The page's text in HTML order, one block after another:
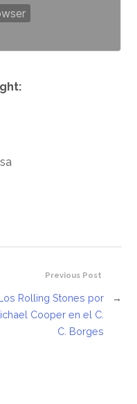
:
Previous Post
Rolling Stones por
Cooper en el C.
C. Borges
→